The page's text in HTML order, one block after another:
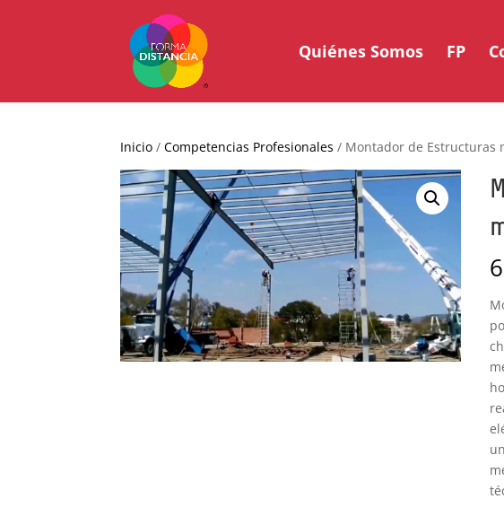
Quiénes Somos FP
Inicio /Competencias Profesionales / Montador de Estructuras